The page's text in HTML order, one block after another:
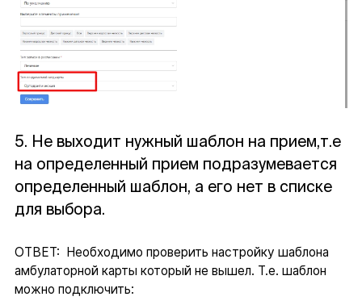
5. Не выходит нужный шаблон на прием,т.е
на определенный прием подразумевается
определенный шаблон, а его нет в списке
для выбора.
ОТВЕТ: Необходимо проверить настройку шаблона
амбулаторной карты который не вышел. Т.е. шаблон
можно подключить: